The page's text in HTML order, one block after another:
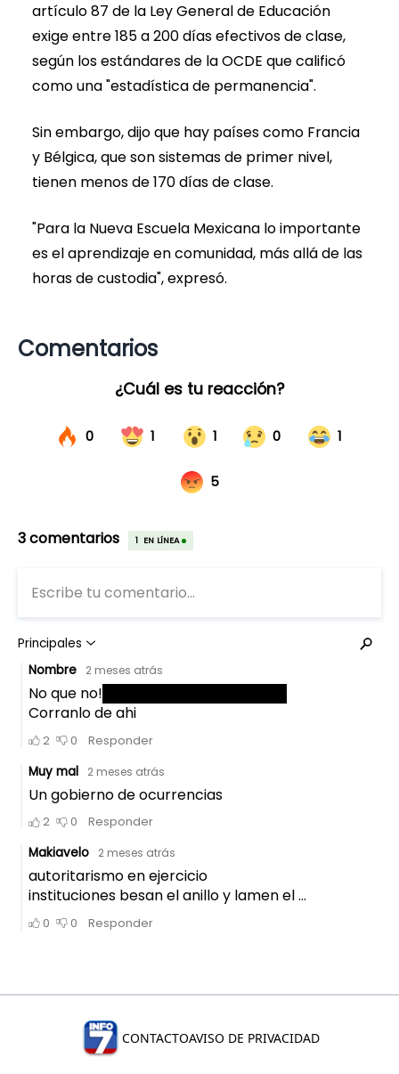
artículo 87 de la Ley General de Educación
exige entre 185 a 200 días efectivos de clase,
según los estándares de la OCDE que calificó
como una "estadística de permanencia".
Sin embargo, dijo que hay países como Francia
y Bélgica, que son sistemas de primer nivel,
tienen menos de 170 días de clase.
"Para la Nueva Escuela Mexicana lo importante
es el aprendizaje en comunidad, más allá de las
horas de custodia", expresó.
Comentarios
CONTACTOAVISO DE PRIVACIDAD